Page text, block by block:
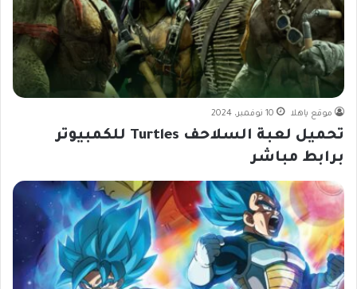
موقع ياهلا 10 نوفمبر، 2024
تحميل لعبة السلاحف Turtles للكمبيوتر
برابط مباشر